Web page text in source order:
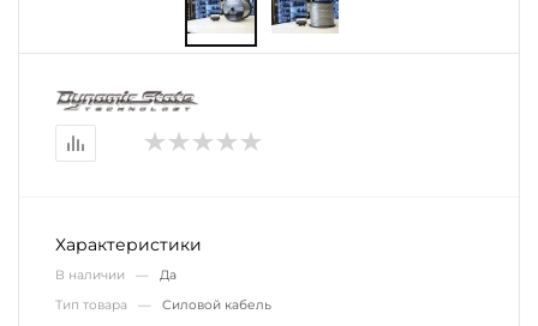
Характеристики
В наличии — Да
Тип товара — Силовой кабель